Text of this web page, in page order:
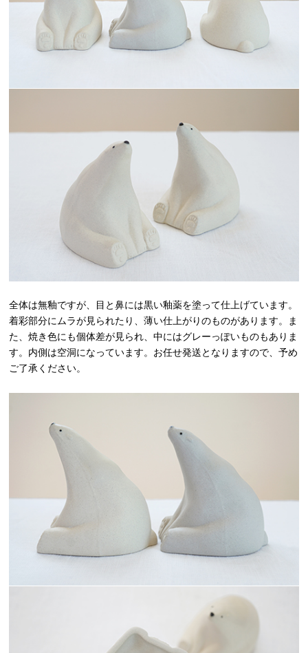
全体は無釉ですが、目と鼻には黒い釉薬を塗って仕上げています。
着彩部分にムラが見られたり、薄い仕上がりのものがあります。ま
た、焼き色にも個体差が見られ、中にはグレーっぽいものもありま
す。内側は空洞になっています。お任せ発送となりますので、予め
ご了承ください。